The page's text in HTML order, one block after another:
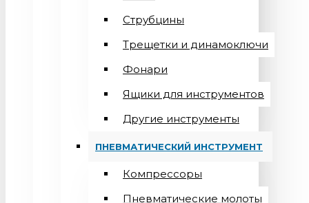
Струбцины
Трещетки и динамоключи
Фонари
Ящики для инструментов
Другие инструменты
ПНЕВМАТИЧЕСКИЙ ИНСТРУМЕНТ
Компрессоры
Пневматические молоты